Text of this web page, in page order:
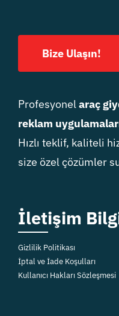
Bize Ulaşın!
Profesyonelaraç
reklam
Hızlı teklif, kaliteli
size özel çözümler
İletişim
Gizlilik Politikası
İptal ve İade Koşulları
Kullanıcı Hakları Sözleşmesi